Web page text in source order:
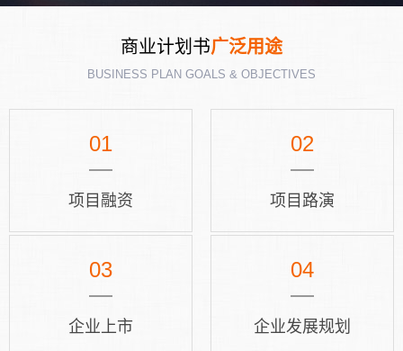
商业计划书广泛用途
BUSINESS PLAN GOALS & OBJECTIVES
01
项目融资
02
项目路演
03
企业上市
04
企业发展规划